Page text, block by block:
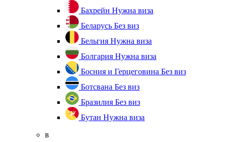
Бахрейн Нужна виза
Беларусь Без виз
Бельгия Нужна виза
Болгария Нужна виза
Босния и Герцеговина Без виз
Ботсвана Без виз
Бразилия Без виз
Бутан Нужна виза
в